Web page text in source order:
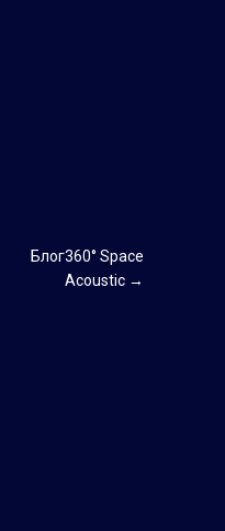
Блог360° Space
Acoustic →